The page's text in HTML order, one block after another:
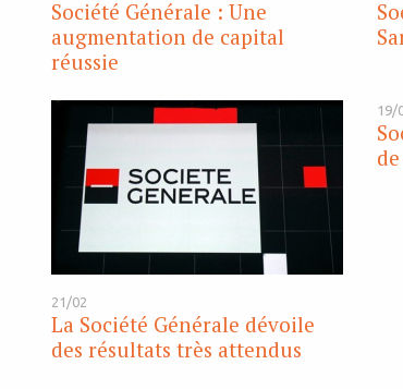
Société Générale : Une
augmentation de capital
réussie
21/02
La Société Générale dévoile
des résultats très attendus
19/